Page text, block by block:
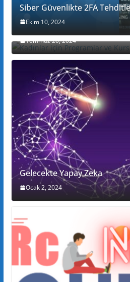
Siber Güvenlikte 2FA
Ekim 10, 2024
Kadınlar için Programlar ve
Temmuz 20, 2024
Gelecekte Yapay Zeka
Ocak 2, 2024